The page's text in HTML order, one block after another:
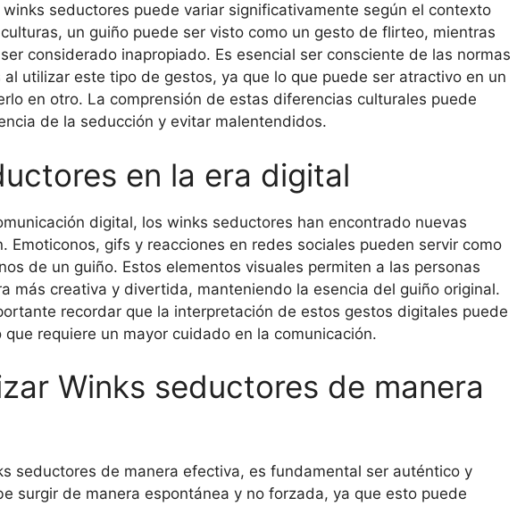
seductores puede variar significativamente según el contexto
un guiño puede ser visto como un gesto de flirteo, mientras
considerado inapropiado. Es esencial ser consciente de las normas
al utilizar este tipo de gestos, ya que lo que puede ser atractivo en un
en otro. La comprensión de estas diferencias culturales puede
de la seducción y evitar malentendidos.
en la era digital
digital, los winks seductores han encontrado nuevas
Emoticonos, gifs y reacciones en redes sociales pueden servir como
de un guiño. Estos elementos visuales permiten a las personas
más creativa y divertida, manteniendo la esencia del guiño original.
recordar que la interpretación de estos gestos digitales puede
que requiere un mayor cuidado en la comunicación.
Winks seductores de manera
seductores de manera efectiva, es fundamental ser auténtico y
surgir de manera espontánea y no forzada, ya que esto puede